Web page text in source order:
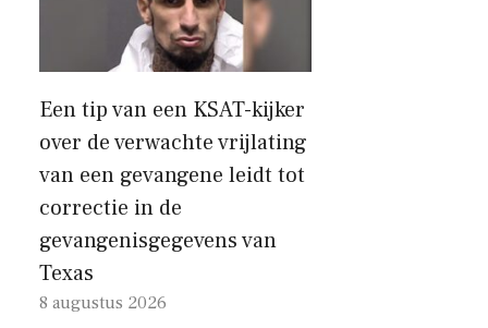
Een tip van een KSAT-kijker
over de verwachte vrijlating
van een gevangene leidt tot
correctie in de
gevangenisgegevens van
Texas
8 augustus 2026